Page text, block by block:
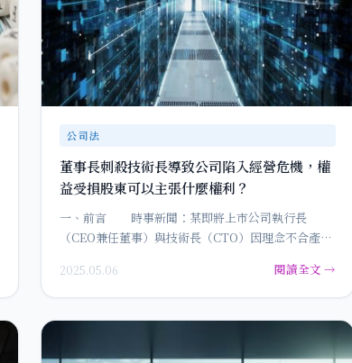
公司法
董事長刺殺技術長導致公司陷入經營危機，權
益受損股東可以主張什麼權利？
一、前言 時事新聞：某即將上市公司執行長
（CEO兼任董事）與技術長（CTO）因理念不合產生
2025.05.06 閱讀全文 →